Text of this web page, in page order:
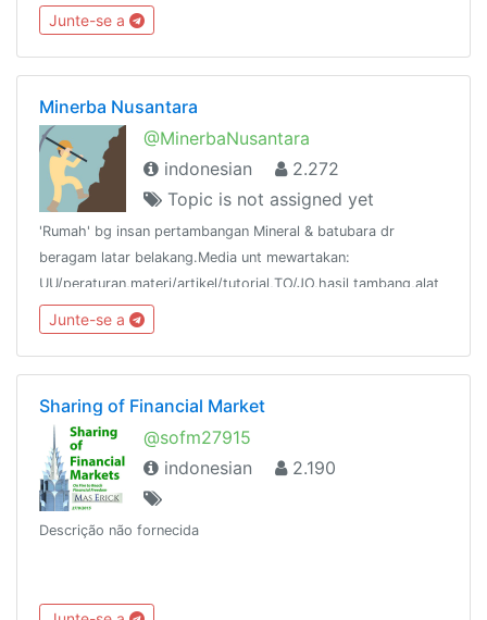
Shitpost Channel: @tissotindotard Statistics:
http://combot.org/c/-1001130679599
Junte-se a
Minerba Nusantara
@MinerbaNusantara
indonesian
2.272
Topic is not assigned yet
'Rumah' bg insan pertambangan Mineral & batubara dr
beragam latar belakang.Media unt mewartakan:
UU/peraturan,materi/artikel/tutorial,TO/JO,hasil tambang,alat
& angkutan,event2,lowker dsb terkait Minerbainfo
partners:@Linktelegramindo
Junte-se a
Sharing of Financial Market
@sofm27915
indonesian
2.190
Descrição não fornecida